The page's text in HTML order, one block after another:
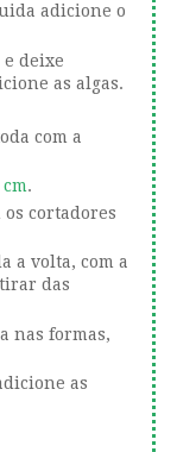
adicione o
e deixe
as algas.
com a
.
cortadores
a volta, com a
das
nas formas,
as